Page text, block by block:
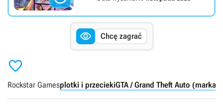
 Chcę zagrać

Rockstar Gamesplotki i przeciekiGTA / Grand Theft Auto (marka)